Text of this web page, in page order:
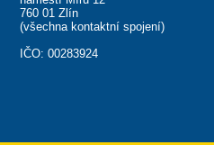
760 01 Zlín
(všechna kontaktní spojení)
IČO: 00283924